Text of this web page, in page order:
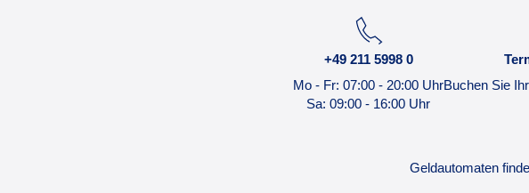
+49 211 5998 0
Mo - Fr: 07:00 - 20:00 Uhr
Sa: 09:00 - 16:00 Uhr
Buchen Sie
Geldautomaten